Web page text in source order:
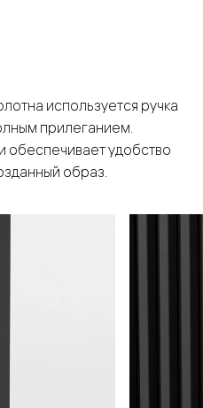
используется ручка
прилеганием.
обеспечивает удобство
образ.